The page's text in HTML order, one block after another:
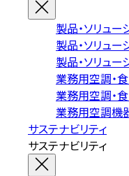
製品・ソリュー
製品・ソリュ
製品・ソリュ
業務用空調・
業務用空調・
業務用空調機
サステナビリティ
サステナビリティ